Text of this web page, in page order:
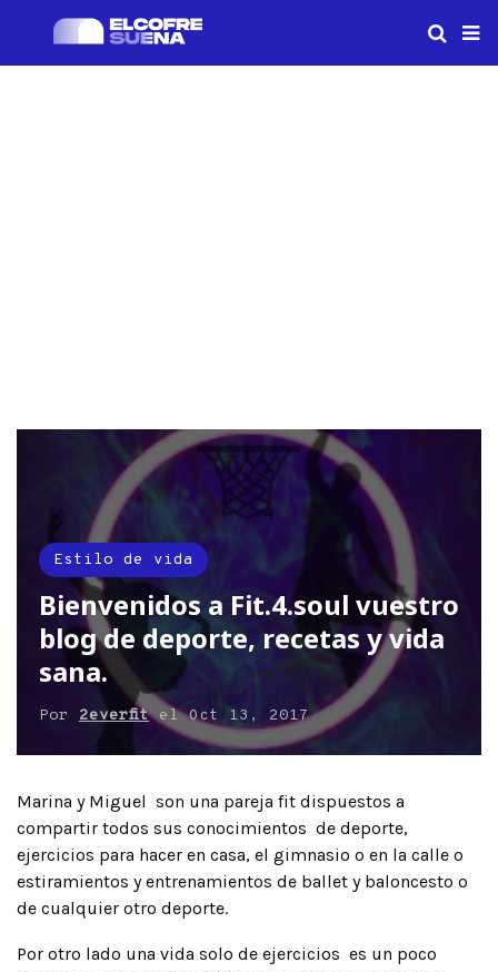
Estilo de vida
Bienvenidos a Fit.4.soul vuestro
blog de deporte, recetas y vida
sana.
Por 2everfitelOct 13, 2017
Marina y Miguel son una pareja fit dispuestos a
compartir todos sus conocimientos de deporte,
ejercicios para hacer en casa, el gimnasio o en la calle o
estiramientos y entrenamientos de ballet y baloncesto o
de cualquier otro deporte.
Por otro lado una vida solo de ejercicios es un poco